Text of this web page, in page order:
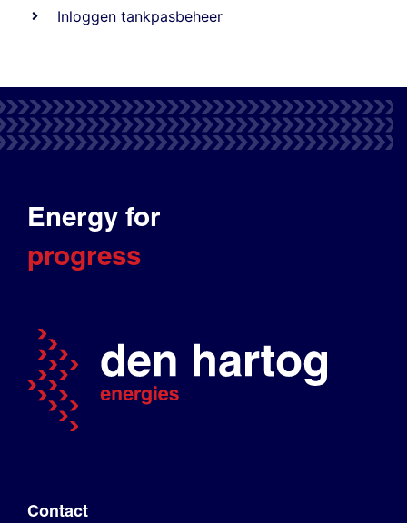
Inloggen tankpasbeheer
Energy for
progress
Contact